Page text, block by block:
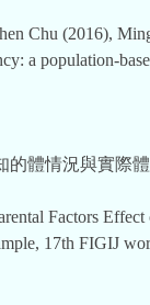
Chu (2016),
a population-
的體情況與實際
Factors
17th FIGIJ